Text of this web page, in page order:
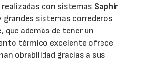
con sistemas Saphir
grandes sistemas correderos
, que además de tener un
térmico excelente ofrece
gracias a sus